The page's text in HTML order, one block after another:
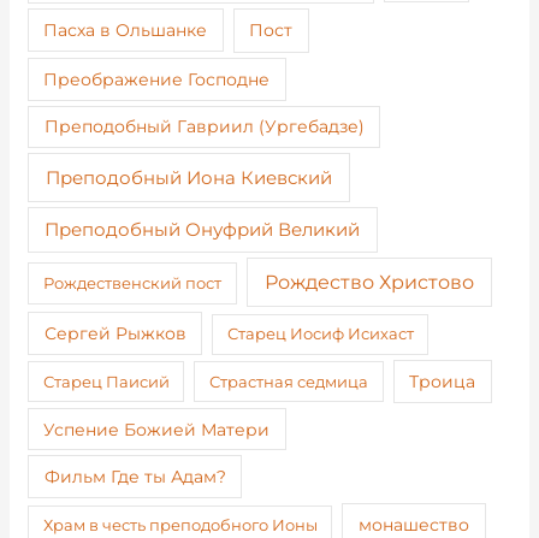
Пасха в Ольшанке Пост
Преображение Господне
Преподобный Гавриил (Ургебадзе)
Преподобный Иона Киевский
Преподобный Онуфрий Великий
Рождественский пост Рождество Христово
Сергей Рыжков Старец Иосиф Исихаст
Старец Паисий Страстная седмица Троица
Успение Божией Матери
Фильм Где ты Адам?
Храм в честь преподобного Ионы монашество